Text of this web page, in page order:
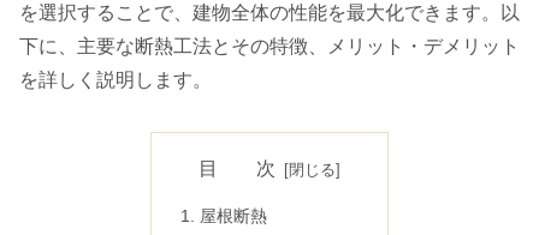
を選択することで、建物全体の性能を最大化できます。以
下に、主要な断熱工法とその特徴、メリット・デメリット
を詳しく説明します。
目 次
屋根断熱